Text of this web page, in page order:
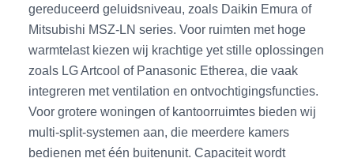
gereduceerd geluidsniveau, zoals Daikin Emura of
Mitsubishi MSZ-LN series. Voor ruimten met hoge
warmtelast kiezen wij krachtige yet stille oplossingen
zoals LG Artcool of Panasonic Etherea, die vaak
integreren met ventilation en ontvochtigingsfuncties.
Voor grotere woningen of kantoorruimtes bieden wij
multi-split-systemen aan, die meerdere kamers
bedienen met één buitenunit. Capaciteit wordt